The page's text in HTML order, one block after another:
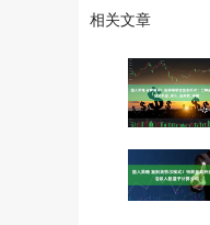
相关文章